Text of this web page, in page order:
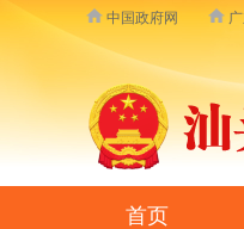
中国政府网
首页